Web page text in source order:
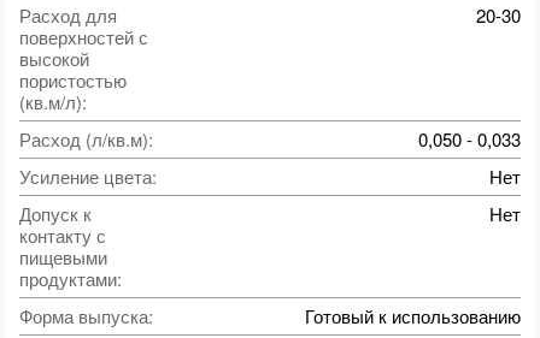
Расход для
поверхностей с
высокой
пористостью
(кв.м/л):
20-30
Расход (л/кв.м):
0,050 - 0,033
Усиление цвета:
Нет
Допуск к
контакту с
пищевыми
продуктами:
Нет
Форма выпуска:
Готовый к использованию